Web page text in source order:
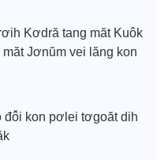
Kơdră tang măt Kuôk
Jơnŭm vei lăng kon
đô̆i kon pơlei tơgoăt dih